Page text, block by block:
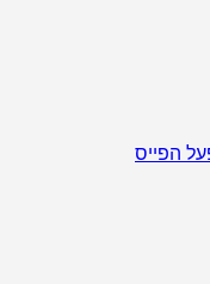
הפייס